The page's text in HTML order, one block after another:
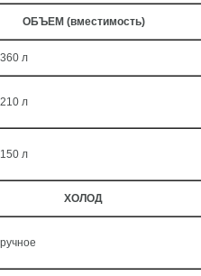
ОБЪЕМ (вместимость)
360 л
210 л
150 л
ХОЛОД
ручное